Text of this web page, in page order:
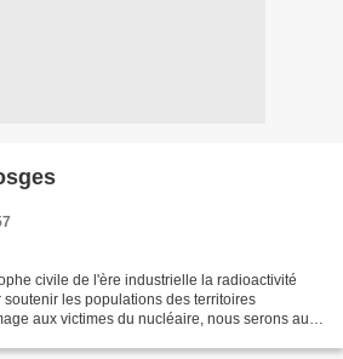
civile de l'ère industrielle la radioactivité
les populations des territoires
aux victimes du nucléaire, nous serons aux